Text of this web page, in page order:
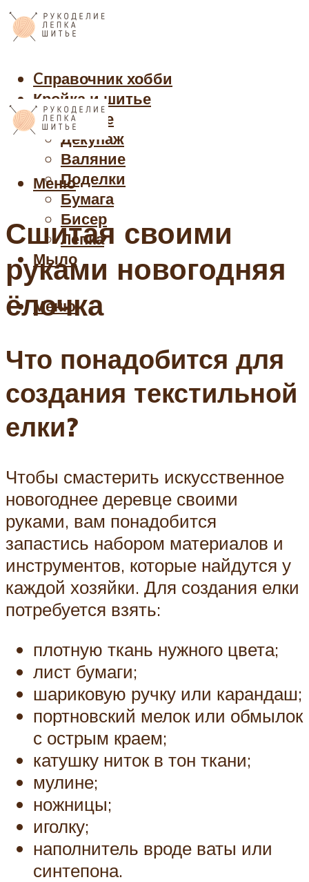
Cправочник хобби
Кройка и шитье
Рукоделие
Декупаж
Валяние
Поделки
Бумага
Бисер
Лепка
Мыло
Меню
Меню
Сшитая своими
руками новогодняя
ёлочка
Что понадобится для
создания текстильной
елки?
Чтобы смастерить искусственное
новогоднее деревце своими
руками, вам понадобится
запастись набором материалов и
инструментов, которые найдутся у
каждой хозяйки. Для создания елки
потребуется взять:
плотную ткань нужного цвета;
лист бумаги;
шариковую ручку или карандаш;
портновский мелок или обмылок
с острым краем;
катушку ниток в тон ткани;
мулине;
ножницы;
иголку;
наполнитель вроде ваты или
синтепона.